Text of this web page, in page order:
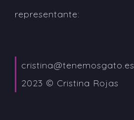
representante:
cristina@tenemosgato.es
2023 © Cristina Rojas